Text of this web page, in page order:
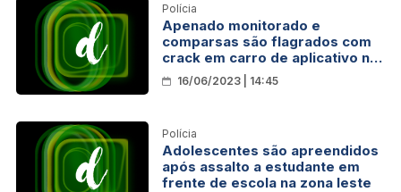
Polícia
Apenado monitorado e
comparsas são flagrados com
crack em carro de aplicativo na
zona leste
16/06/2023 | 14:45
Polícia
Adolescentes são apreendidos
após assalto a estudante em
frente de escola na zona leste